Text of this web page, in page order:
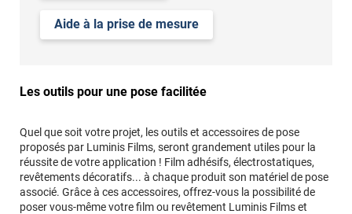
Aide à la prise de mesure
Les outils pour une pose facilitée
Quel que soit votre projet, les outils et accessoires de pose
proposés par Luminis Films, seront grandement utiles pour la
réussite de votre application ! Film adhésifs, électrostatiques,
revêtements décoratifs... à chaque produit son matériel de pose
associé. Grâce à ces accessoires, offrez-vous la possibilité de
poser vous-même votre film ou revêtement Luminis Films et